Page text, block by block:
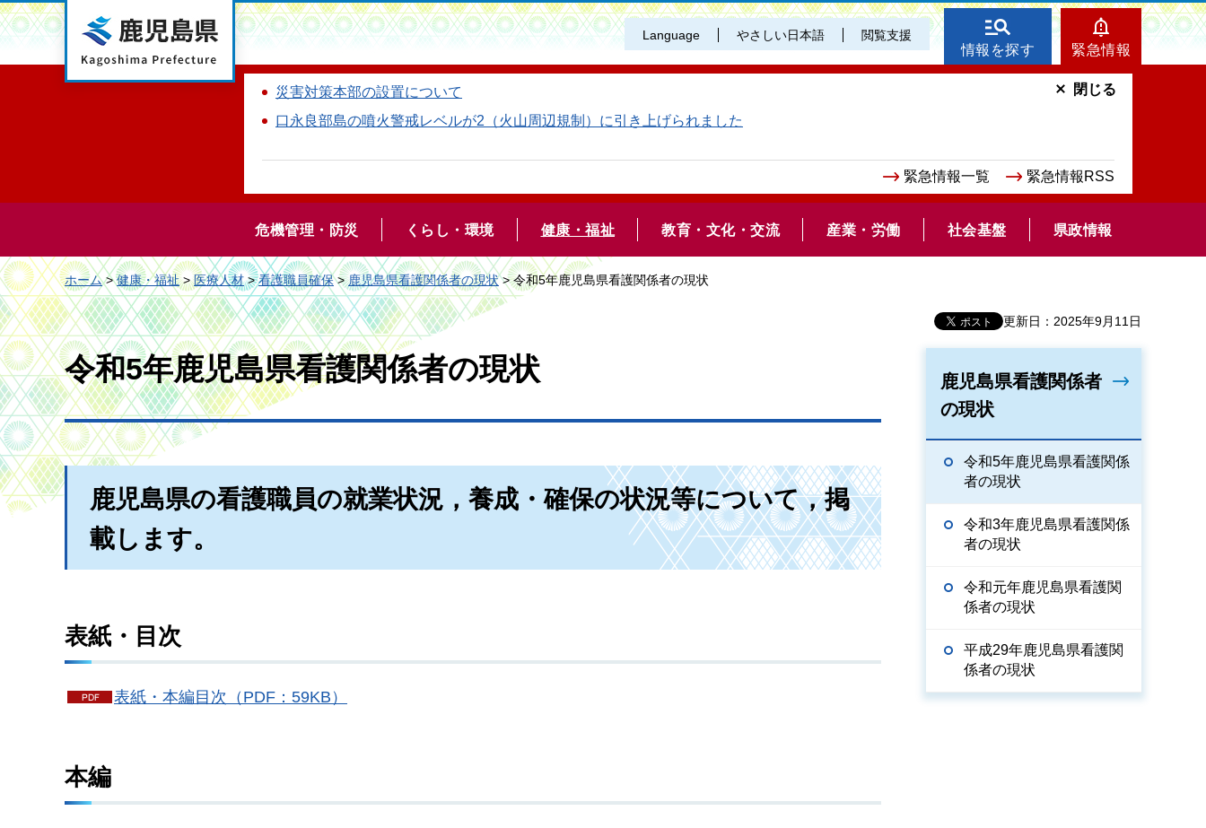
鹿児島県 Language やさしい日本語 閲覧支援
情報を探す 緊急情報
災害対策本部の設置について
口永良部島の噴火警戒レベルが2（火山周辺規制）に引き上げられました
緊急情報一覧 緊急情報RSS
閉じる
危機管理・防災 くらし・環境 健康・福祉 教育・文化・交流 産業・労働 社会基盤 県政情報
ホーム>健康・福祉>医療人材>看護職員確保>鹿児島県看護関係者の現状> 令和5年鹿児島県看護関係者の現状
更新日：2025年9月11日
令和5年鹿児島県看護関係者の現状
鹿児島県の看護職員の就業状況，養成・確保の状況等について，掲
載します。
表紙・目次
表紙・本編目次（PDF：59KB）
本編
鹿児島県看護関係者
の現状
令和5年鹿児島県看護関係
者の現状
令和3年鹿児島県看護関係
者の現状
令和元年鹿児島県看護関
係者の現状
平成29年鹿児島県看護関
係者の現状